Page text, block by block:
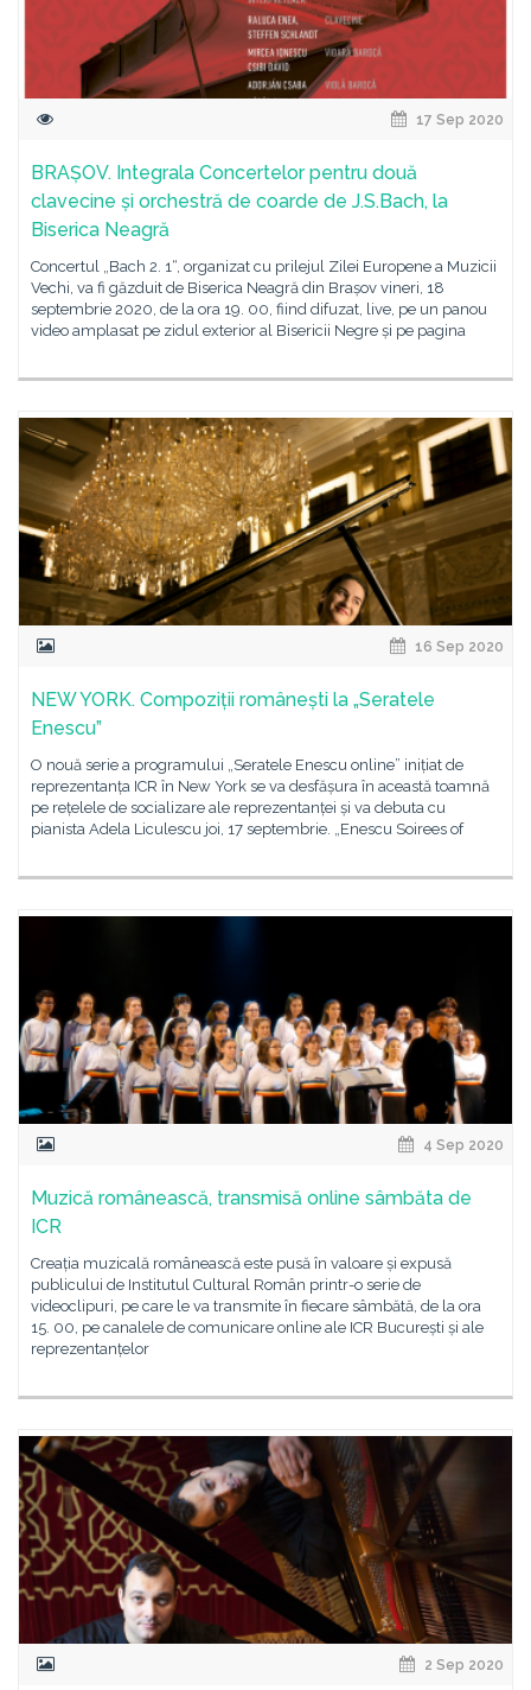
17 Sep 2020
BRAȘOV. Integrala Concertelor pentru două
clavecine și orchestră de coarde de J.S.Bach, la
Biserica Neagră
Concertul „Bach 2. 1“, organizat cu prilejul Zilei Europene a Muzicii
Vechi, va fi găzduit de Biserica Neagră din Brașov vineri, 18
septembrie 2020, de la ora 19. 00, fiind difuzat, live, pe un panou
video amplasat pe zidul exterior al Bisericii Negre și pe pagina
16 Sep 2020
NEW YORK. Compoziții românești la „Seratele
Enescu”
O nouă serie a programului „Seratele Enescu online” inițiat de
reprezentanța ICR în New York se va desfășura în această toamnă
pe rețelele de socializare ale reprezentanței și va debuta cu
pianista Adela Liculescu joi, 17 septembrie. „Enescu Soirees of
4 Sep 2020
Muzică românească, transmisă online sâmbăta de
ICR
Creația muzicală românească este pusă în valoare și expusă
publicului de Institutul Cultural Român printr-o serie de
videoclipuri, pe care le va transmite în fiecare sâmbătă, de la ora
15. 00, pe canalele de comunicare online ale ICR București și ale
reprezentanțelor
2 Sep 2020